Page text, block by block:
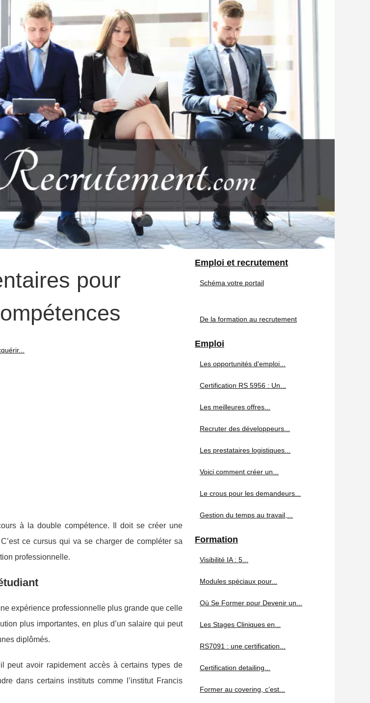
pour
à la double compétence. Il doit se créer une
ce cursus qui va se charger de compléter sa
professionnelle.
expérience professionnelle plus grande que celle
plus importantes, en plus d’un salaire qui peut
diplômés.
peut avoir rapidement accès à certains types de
dans certains instituts comme l’institut Francis
Emploi et recrutement
Schéma votre portail
De la formation au recrutement
Emploi
Les opportunités d'emploi...
Certification RS 5956 : Un...
Les meilleures offres...
Recruter des développeurs...
Les prestataires logistiques...
Voici comment créer un...
Le crous pour les demandeurs...
Gestion du temps au travail,...
Formation
Visibilité IA : 5...
Modules spéciaux pour...
Où Se Former pour Devenir un...
Les Stages Cliniques en...
RS7091 : une certification...
Certification detailing...
Former au covering, c’est...